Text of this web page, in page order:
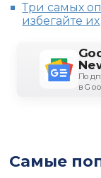
Три самых
избегайте их
в
Самые